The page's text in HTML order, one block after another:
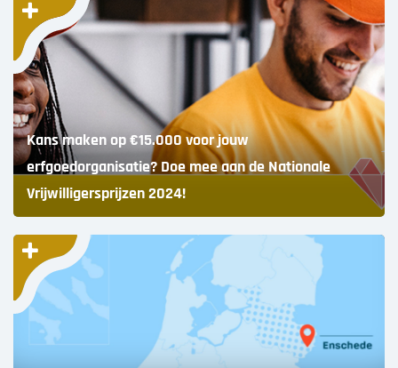
Kans maken op €15.000 voor jouw
erfgoedorganisatie? Doe mee aan de Nationale
Vrijwilligersprijzen 2024!